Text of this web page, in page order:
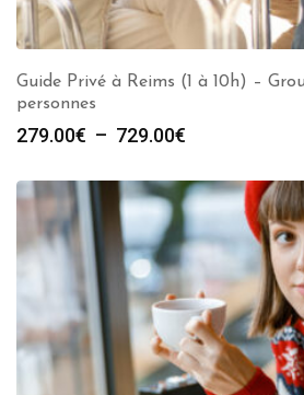
Guide Privé à Reims (1 à 10h) –
personnes
279.00€ – 729.00€
prix :
279.00€
à
729.00€